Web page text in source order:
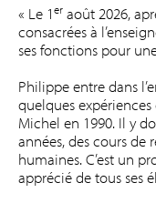
« Le 1er août 2026,
consacrées à
ses fonctions pour
Philippe entre dans
quelques expériences
Michel en 1990. Il y
années, des cours de
humaines. C’est un
apprécié de tous ses